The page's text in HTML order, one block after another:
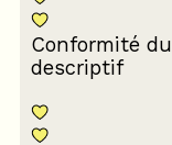
Conformité du
descriptif